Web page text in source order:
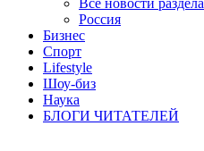
Все новости раздела
Россия
Бизнес
Спорт
Lifestyle
Шоу-биз
Наука
БЛОГИ ЧИТАТЕЛЕЙ